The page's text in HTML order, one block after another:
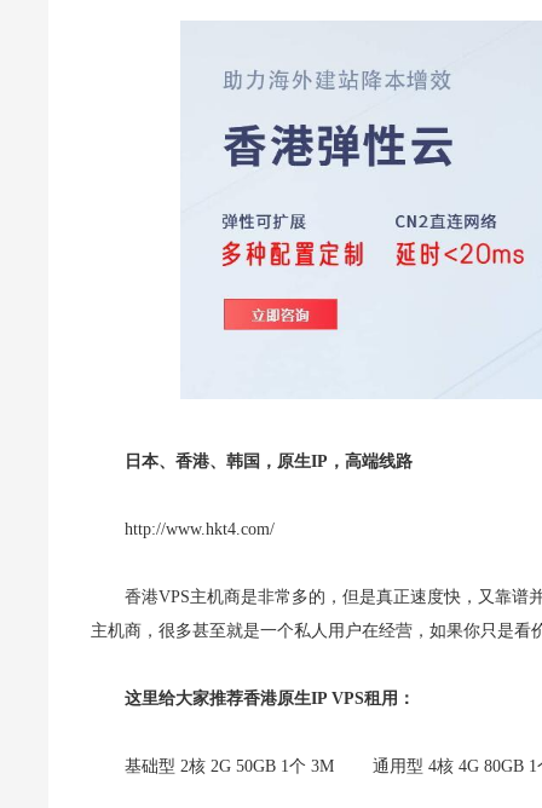
日本、香港、韩国，原生IP，高端线路
http://www.hkt4.com/
香港VPS主机商是非常多的，但是真正速度快，又靠谱
主机商，很多甚至就是一个私人用户在经营，如果你只是看
这里给大家推荐香港原生IP VPS租用：
基础型 2核 2G 50GB 1个 3M 通用型 4核 4G 80GB 1